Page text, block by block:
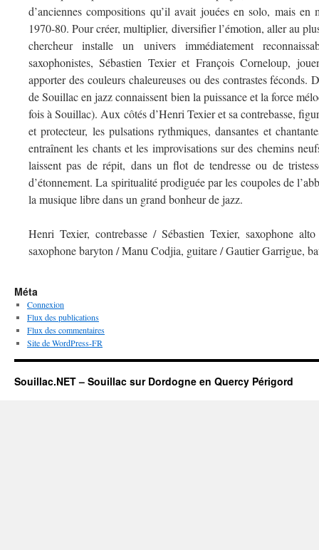
d’anciennes compositions qu’il avait jouées en solo, mais en
1970-80. Pour créer, multiplier, diversifier l’émotion, aller au
chercheur installe un univers immédiatement
saxophonistes, Sébastien Texier et François Corneloup,
apporter des couleurs chaleureuses ou des contrastes
de Souillac en jazz connaissent bien la puissance et la force
fois à Souillac). Aux côtés d’Henri Texier et sa contrebasse,
et protecteur, les pulsations rythmiques, dansantes et
entraînent les chants et les improvisations sur des chemins
laissent pas de répit, dans un flot de tendresse ou de
d’étonnement. La spiritualité prodiguée par les coupoles de
la musique libre dans un grand bonheur de jazz.
Henri Texier, contrebasse / Sébastien Texier, saxophone
saxophone baryton / Manu Codjia, guitare / Gautier Garrigue,
Méta
Connexion
Flux des publications
Flux des commentaires
Site de WordPress-FR
Souillac.NET – Souillac sur Dordogne en Quercy Périgord